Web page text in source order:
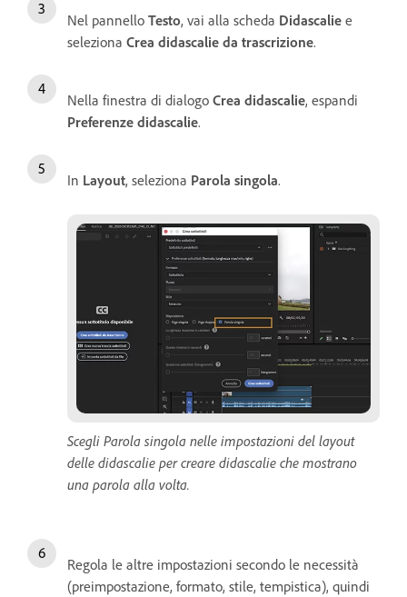
Nel pannello Testo, vai alla scheda Didascalie e
seleziona Crea didascalie da trascrizione.
Nella finestra di dialogo Crea didascalie, espandi
Preferenze didascalie.
In Layout, seleziona Parola singola.
Scegli Parola singola nelle impostazioni del layout
delle didascalie per creare didascalie che mostrano
una parola alla volta.
Regola le altre impostazioni secondo le necessità
(preimpostazione, formato, stile, tempistica), quindi